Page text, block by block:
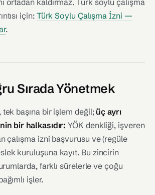
ortadan kaldırmaz. Türk soylu çalışma
için: Türk Soylu Çalışma İzni —
.
Sırada Yönetmek
başına bir işlem değil; üç ayrı
bir halkasıdır: YÖK denkliği, işveren
çalışma izni başvurusu ve (regüle
kuruluşuna kayıt. Bu zincirin
farklı sürelerle ve çoğu
işler.